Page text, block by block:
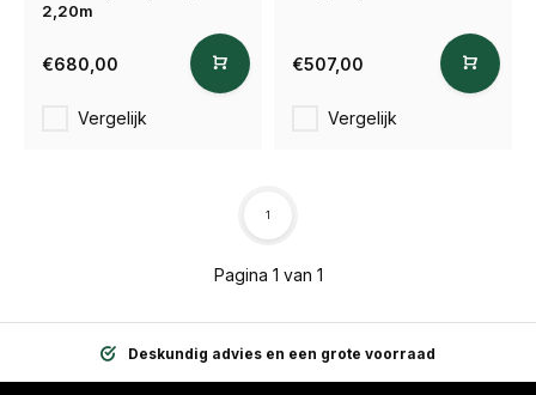
2,20m
€680,00
Vergelijk
€507,00
Vergelijk
Pagina 1 van 1
1
Deskundig advies en een grote voorraad